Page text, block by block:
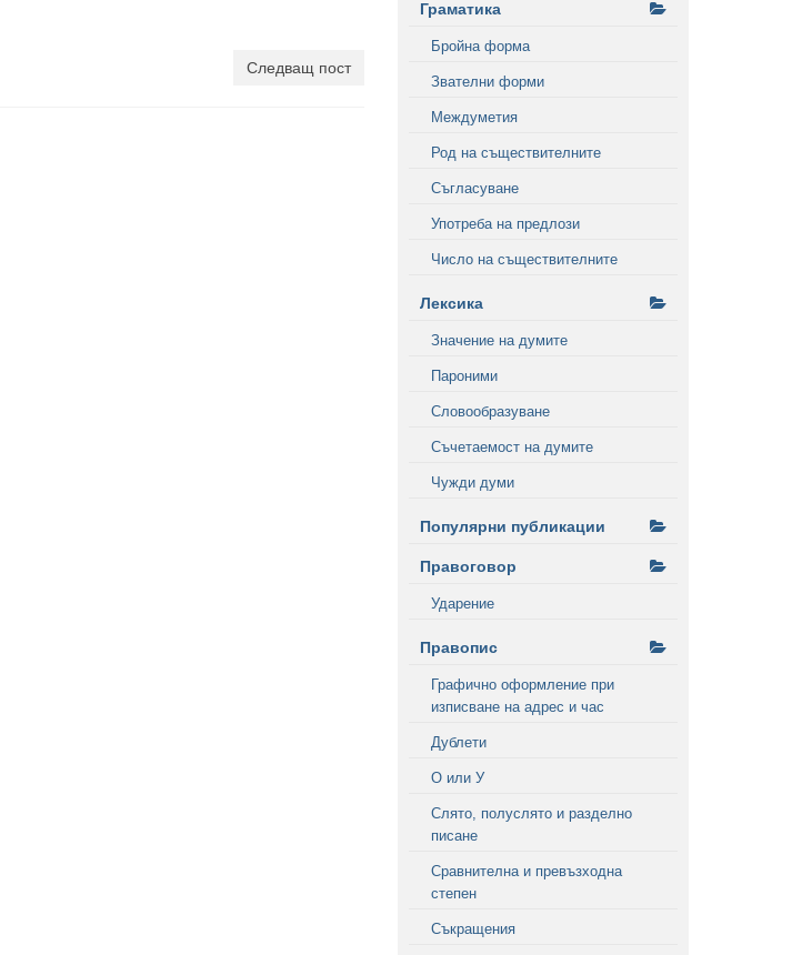
Следващ пост
Граматика
Бройна форма
Звателни форми
Междуметия
Род на съществителните
Съгласуване
Употреба на предлози
Число на съществителните
Лексика
Значение на думите
Пароними
Словообразуване
Съчетаемост на думите
Чужди думи
Популярни публикации
Правоговор
Ударение
Правопис
Графично оформление при
изписване на адрес и час
Дублети
О или У
Слято, полуслято и разделно
писане
Сравнителна и превъзходна
степен
Съкращения